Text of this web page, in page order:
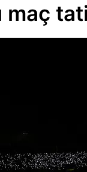
maç